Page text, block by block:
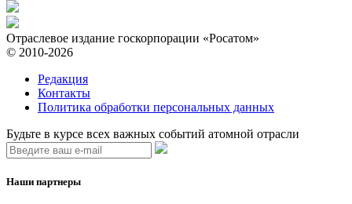
Отраслевое издание госкорпорации «Росатом»
© 2010-2026
Редакция
Контакты
Политика обработки персональных данных
Будьте в курсе всех важных событий атомной отрасли
Наши партнеры